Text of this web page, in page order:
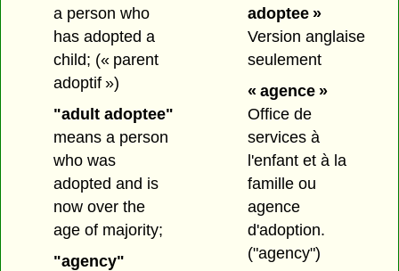
a person who
has adopted a
child; (« parent
adoptif »)
"adult adoptee"
means a person
who was
adopted and is
now over the
age of majority;
"agency"
adoptee »
Version anglaise
seulement
« agence »
Office de
services à
l'enfant et à la
famille ou
agence
d'adoption.
("agency")